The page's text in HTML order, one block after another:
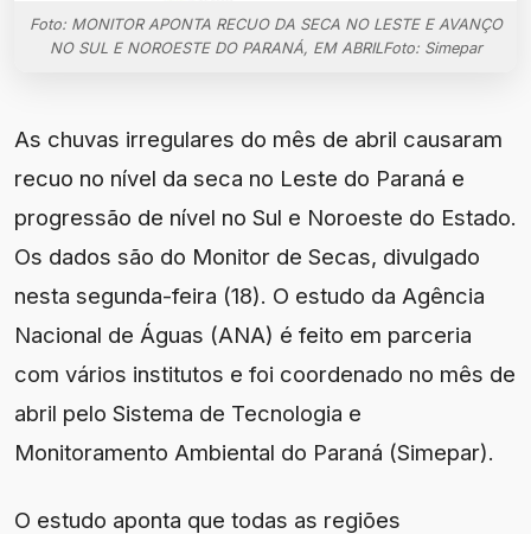
Foto: MONITOR APONTA RECUO DA SECA NO LESTE E AVANÇO
NO SUL E NOROESTE DO PARANÁ, EM ABRILFoto: Simepar
As chuvas irregulares do mês de abril causaram
recuo no nível da seca no Leste do Paraná e
progressão de nível no Sul e Noroeste do Estado.
Os dados são do Monitor de Secas, divulgado
nesta segunda-feira (18). O estudo da Agência
Nacional de Águas (ANA) é feito em parceria
com vários institutos e foi coordenado no mês de
abril pelo Sistema de Tecnologia e
Monitoramento Ambiental do Paraná (Simepar).
O estudo aponta que todas as regiões